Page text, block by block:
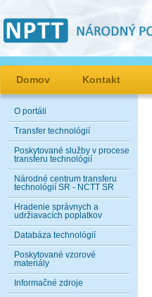
Domov Kontakt
O portáli
Transfer technológií
Poskytované služby v procese
transferu technológií
Národné centrum transferu
technológií SR - NCTT SR
Hradenie správnych a
udržiavacích poplatkov
Databáza technológií
Poskytované vzorové
materiály
Informačné zdroje